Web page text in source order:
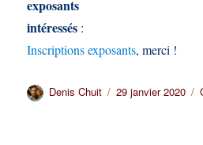
exposants
intéressés :
Inscriptions exposants, merci !
Auteur
Denis Chuit
Publié
29 janvier 2020